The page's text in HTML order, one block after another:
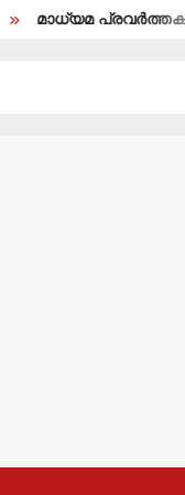
മാധ്യമ പ്രവര്‍ത്തകന്‍